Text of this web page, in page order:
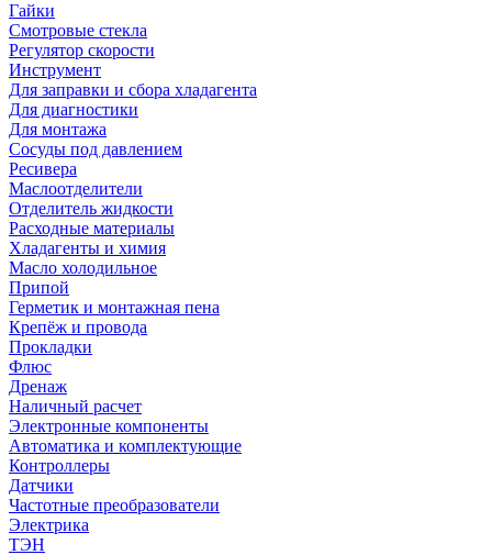
Гайки
Смотровые стекла
Регулятор скорости
Инструмент
Для заправки и сбора хладагента
Для диагностики
Для монтажа
Сосуды под давлением
Ресивера
Маслоотделители
Отделитель жидкости
Расходные материалы
Хладагенты и химия
Масло холодильное
Припой
Герметик и монтажная пена
Крепёж и провода
Прокладки
Флюс
Дренаж
Наличный расчет
Электронные компоненты
Автоматика и комплектующие
Контроллеры
Датчики
Частотные преобразователи
Электрика
ТЭН